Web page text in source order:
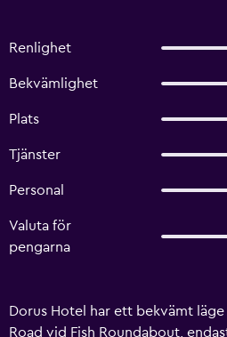
Renlighet
Bekvämlighet
Plats
Tjänster
Personal
Valuta för
pengarna
Dorus Hotel har ett bekvämt
Road vid Fish Roundabout,